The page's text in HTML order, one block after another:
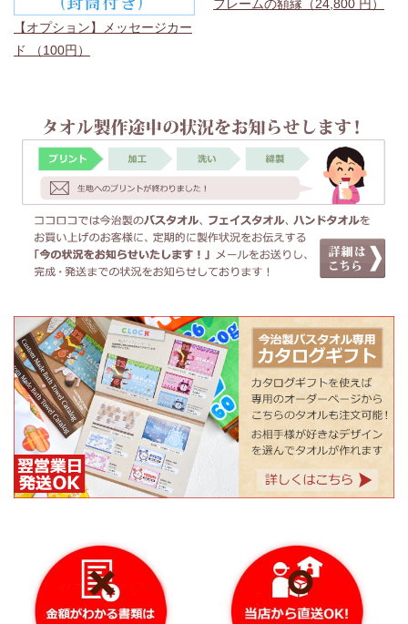
【オプション】メッセージカー
ド （100円）
フレームの額縁（24,800 円）